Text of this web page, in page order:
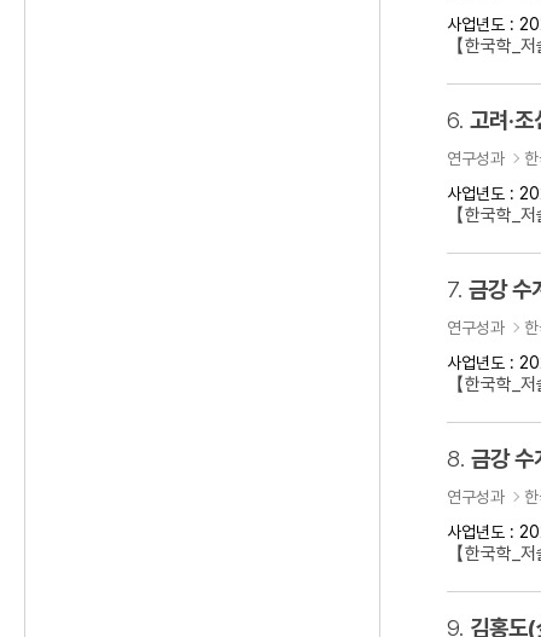
사업년도 :
【한국학
6. 고려·
연구성과
사업년도 :
【한국학
7. 금강 수
연구성과
사업년도 :
【한국학_
8. 금강 수
연구성과
사업년도 :
【한국학
9. 김홍도